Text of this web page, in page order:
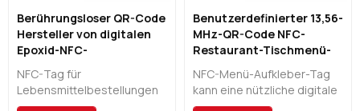
Berührungsloser QR-Code
Hersteller von digitalen
Epoxid-NFC-
NFC-Tag für
Lebensmittelbestellungen
kann der beste Assistent
Benutzerdefinierter 13,56-
MHz-QR-Code NFC-
Restaurant-Tischmenü-
NFC-Menü-Aufkleber-Tag
kann eine nützliche digitale
Speisekarte für